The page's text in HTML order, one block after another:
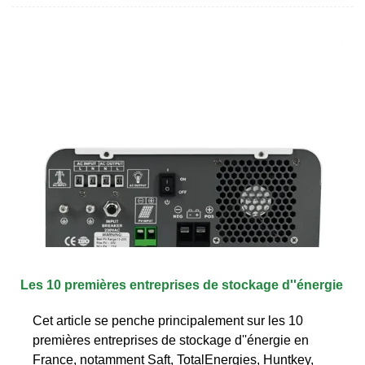
Les 10 premières entreprises de stockage d''énergie
Cet article se penche principalement sur les 10
premières entreprises de stockage d''énergie en
France, notamment Saft, TotalEnergies, Huntkey,